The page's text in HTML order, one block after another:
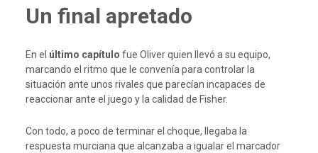
Un final apretado
En el último capítulo fue Oliver quien llevó a su equipo,
marcando el ritmo que le convenía para controlar la
situación ante unos rivales que parecían incapaces de
reaccionar ante el juego y la calidad de Fisher.
Con todo, a poco de terminar el choque, llegaba la
respuesta murciana que alcanzaba a igualar el marcador